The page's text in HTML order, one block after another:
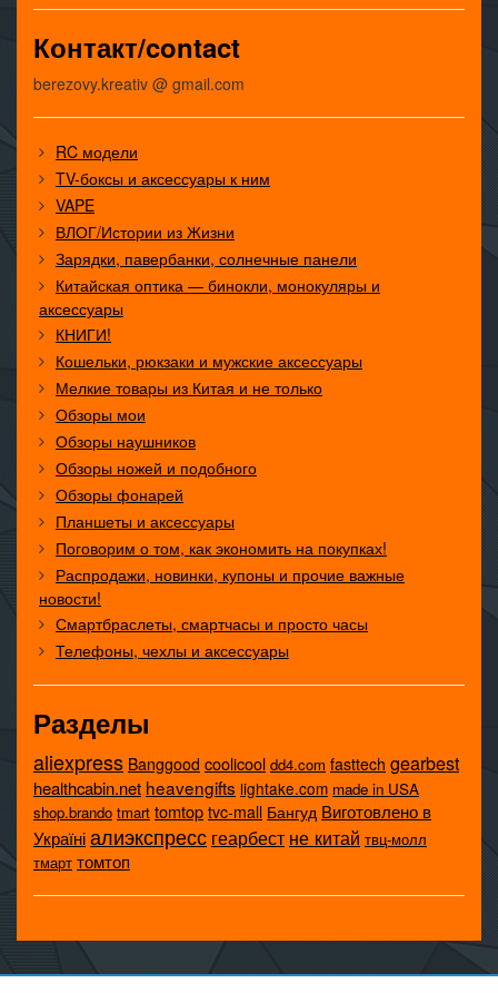
Контакт/contact
berezovy.kreativ @ gmail.com
RC модели
TV-боксы и аксессуары к ним
VAPE
ВЛОГ/Истории из Жизни
Зарядки, павербанки, солнечные панели
Китайская оптика — бинокли, монокуляры и
аксессуары
КНИГИ!
Кошельки, рюкзаки и мужские аксессуары
Мелкие товары из Китая и не только
Обзоры мои
Обзоры наушников
Обзоры ножей и подобного
Обзоры фонарей
Планшеты и аксессуары
Поговорим о том, как экономить на покупках!
Распродажи, новинки, купоны и прочие важные
новости!
Смартбраслеты, смартчасы и просто часы
Телефоны, чехлы и аксессуары
Разделы
aliexpress Banggood coolicool dd4.com fasttech gearbest
healthcabin.net heavengifts lightake.com made in USA
shop.brando tmart tomtop tvc-mall Бангуд Виготовлено в
Україніалиэкспресс геарбест не китай твц-молл
тмарт томтоп